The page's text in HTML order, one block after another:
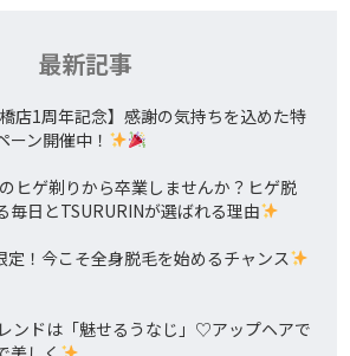
最新記事
橋店1周年記念】感謝の気持ちを込めた特
ーン開催中！
ヒゲ剃りから卒業しませんか？ヒゲ脱
毎日とTSURURINが選ばれる理由
定！今こそ全身脱毛を始めるチャンス
ンドは「魅せるうなじ」♡アップヘアで